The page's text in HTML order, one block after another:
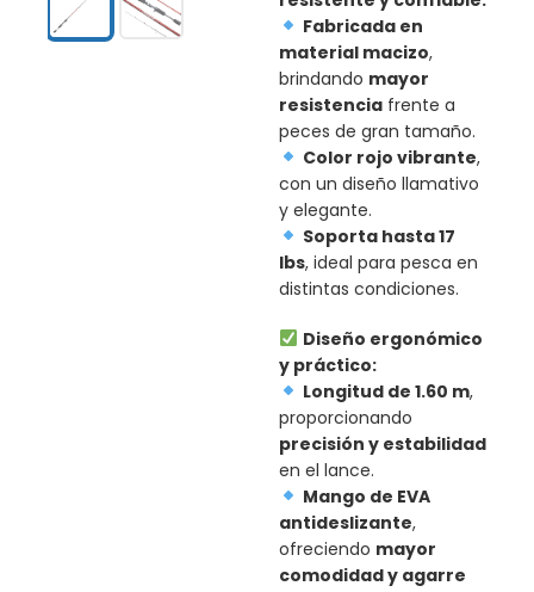
Fabricada en
material macizo,
brindando mayor
resistencia frente a
peces de gran tamaño.
Color rojo vibrante,
con un diseño llamativo
y elegante.
Soporta hasta 17
lbs, ideal para pesca en
distintas condiciones.
Diseño ergonómico
y práctico:
Longitud de 1.60 m,
proporcionando
precisión y estabilidad
en el lance.
Mango de EVA
antideslizante,
ofreciendo mayor
comodidad y agarre